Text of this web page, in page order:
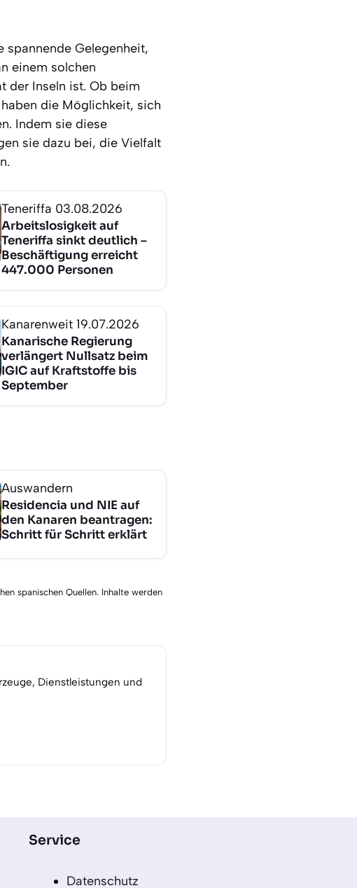
spannende Gelegenheit,
einem solchen
der Inseln ist. Ob beim
die Möglichkeit, sich
Indem sie diese
sie dazu bei, die Vielfalt
Teneriffa 03.08.2026
Arbeitslosigkeit auf
Teneriffa sinkt deutlich –
Beschäftigung erreicht
447.000 Personen
Kanarenweit 19.07.2026
Kanarische Regierung
verlängert Nullsatz beim
IGIC auf Kraftstoffe bis
September
Auswandern
Residencia und NIE auf
den Kanaren beantragen:
Schritt für Schritt erklärt
spanischen Quellen. Inhalte werden
Dienstleistungen und
Service
Datenschutz